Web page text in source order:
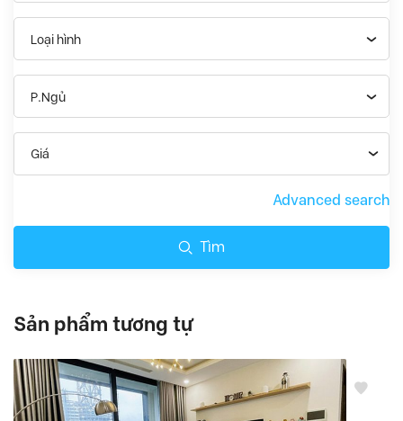
Loại hình
P.Ngủ
Giá
Advanced search
Tìm
Sản phẩm tương tự